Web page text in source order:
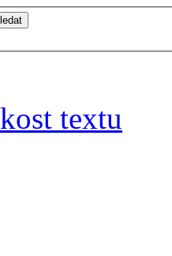
textu